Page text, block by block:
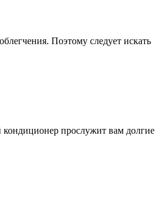
Поэтому следует искать
прослужит вам долгие